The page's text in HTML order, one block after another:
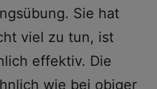
Sie hat
viel zu tun, ist
effektiv. Die
wie bei obiger